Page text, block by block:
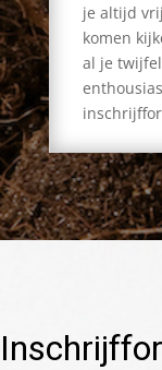
je altijd
komen
al je